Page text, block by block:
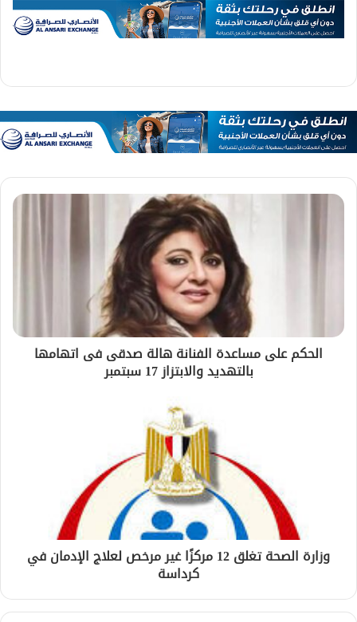
الحكم على مساعدة الفنانة هالة صدقى فى اتهامها
بالتهديد والابتزاز 17 سبتمبر
وزارة الصحة تغلق 12 مركزًا غير مرخص لعلاج الإدمان في
كرداسة